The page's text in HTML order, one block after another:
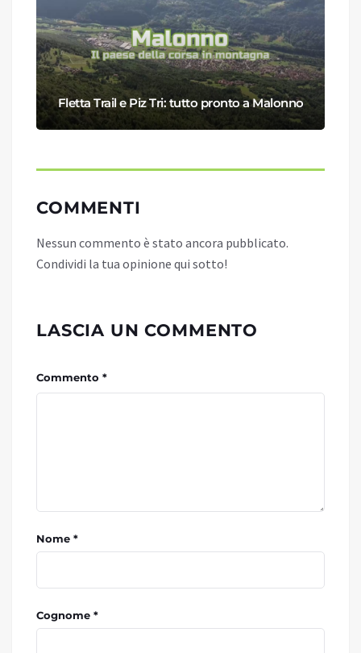
Fletta Trail e Piz Tri: tutto pronto a Malonno
COMMENTI
Nessun commento è stato ancora pubblicato.
Condividi la tua opinione qui sotto!
LASCIA UN COMMENTO
Commento *
Nome *
Cognome *